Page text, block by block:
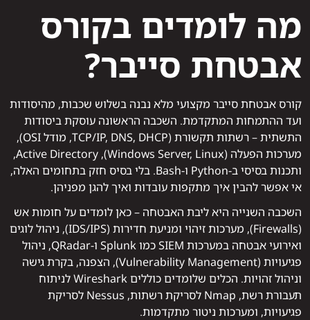
מה לומדים בקורס
אבטחת סייבר?
קורס אבטחת סייבר מקצועי מלא נבנה בשלוש שכבות, מהיסודות
ועד ההתמחות המתקדמת. השכבה הראשונה עוסקת ביסודות
התשתית – רשתות תקשורת (TCP/IP, DNS, DHCP, מודל OSI),
מערכות הפעלה (Windows Server, Linux), Active Directory,
ותכנות בסיסי ב‑Python ו‑Bash. בלי בסיס חזק בתחומים האלה,
אי אפשר להבין איך מתקפות עובדות ואיך להגן מפניהן.
השכבה השנייה היא ליבת האבטחה – כאן לומדים על חומות אש
(Firewalls), מערכות זיהוי ומניעת חדירות (IDS/IPS), ניהול לוגים
ואירועי אבטחה במערכות SIEM כמו Splunk ו‑QRadar, ניהול
פגיעויות (Vulnerability Management), הצפנה, בקרת גישה
וניהול זהויות. הכלים שלומדים כוללים Wireshark לניתוח
תעבורת רשת, Nmap לסריקת רשתות, Nessus לסריקת
פגיעויות, ומערכות ניטור מתקדמות.